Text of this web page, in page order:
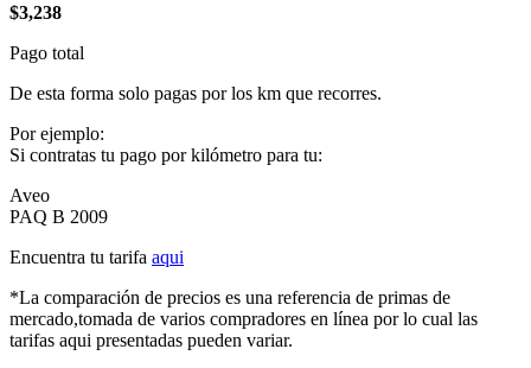
$3,238
Pago total
De esta forma solo pagas por los km que recorres.
Por ejemplo:
Si contratas tu pago por kilómetro para tu:
Aveo
PAQ B 2009
Encuentra tu tarifa aqui
*La comparación de precios es una referencia de primas de
mercado,tomada de varios compradores en línea por lo cual las
tarifas aqui presentadas pueden variar.